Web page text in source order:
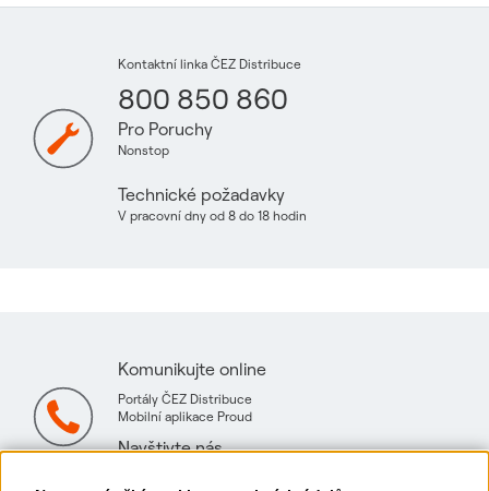
Kontaktní linka ČEZ Distribuce
800 850 860
Pro Poruchy
Nonstop
Technické požadavky
V pracovní dny od 8 do 18 hodin
Komunikujte online
Portály ČEZ Distribuce
Mobilní aplikace Proud
Navštivte nás